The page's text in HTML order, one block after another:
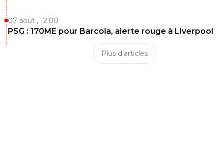
07 août , 12:00
PSG : 170ME pour Barcola, alerte rouge à Liverpool
Plus d'articles